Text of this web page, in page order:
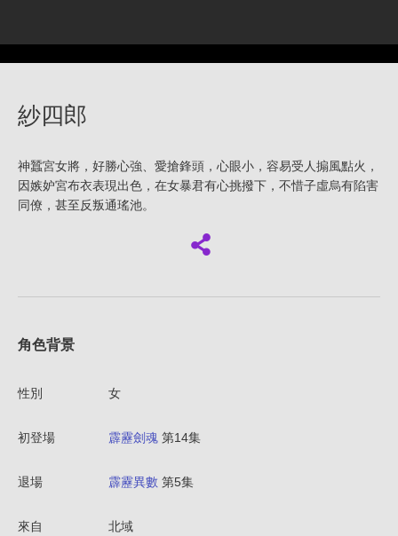
紗四郎
神蠶宮女將，好勝心強、愛搶鋒頭，心眼小，容易受人搧風點火，
因嫉妒宮布衣表現出色，在女暴君有心挑撥下，不惜子虛烏有陷害
同僚，甚至反叛通瑤池。
角色背景
性別 女
初登場 霹靂劍魂 第14集
退場 霹靂異數 第5集
來自 北域